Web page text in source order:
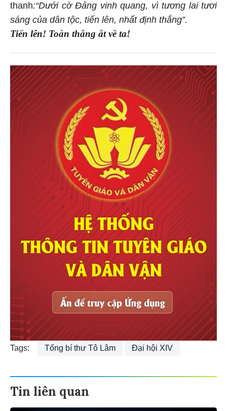
thanh:“Dưới cờ Đảng vinh quang, vì tương lai tươi
sáng của dân tộc, tiến lên, nhất định thắng”.
Tiến lên! Toàn thắng ắt về ta!
Tags: Tổng bí thư Tô Lâm Đại hội XIV
Tin liên quan